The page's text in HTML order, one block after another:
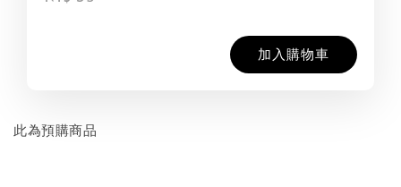
加入購物車
此為預購商品